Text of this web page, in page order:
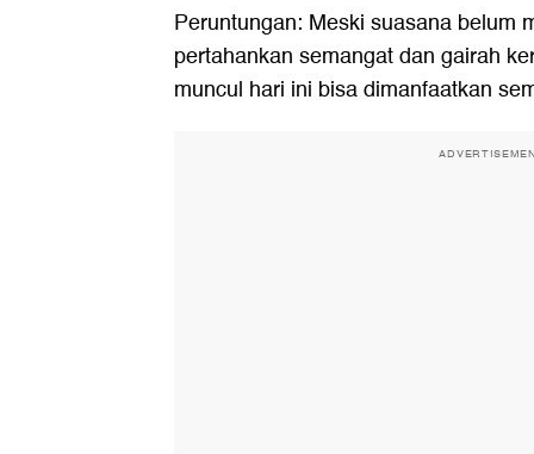
Peruntungan: Meski suasana belum
pertahankan semangat dan gairah
muncul hari ini bisa dimanfaatkan